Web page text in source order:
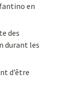
en
des
durant les
d’être